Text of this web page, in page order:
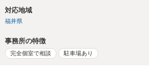
対応地域
福井県
事務所の特徴
完全個室で相談 駐車場あり